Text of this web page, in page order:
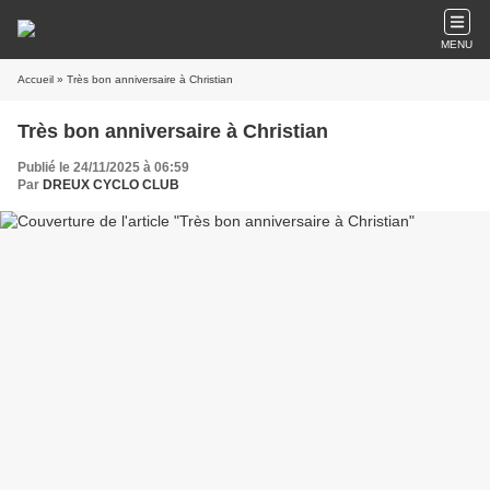
MENU
Accueil » Très bon anniversaire à Christian
Très bon anniversaire à Christian
Publié le 24/11/2025 à 06:59
Par DREUX CYCLO CLUB